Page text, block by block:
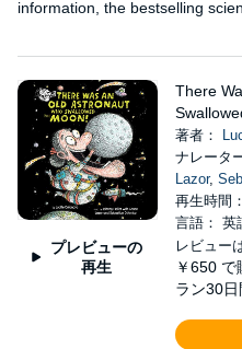
information, the bestselling
プレビューの
再生
There
著者：
ナレータ
Lazor,
再生時間
言語： 英
レビュー
￥650 で
ラン30